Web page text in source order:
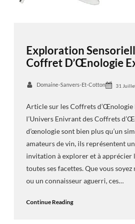
Exploration
Coffret D’Œnologie
Domaine-Sanvers-Et-Cotton 31
Article sur les Coffrets d’Œnologie
l’Univers Enivrant des Coffrets
d’œnologie sont bien plus qu’un
amateurs de vin, ils représentent
invitation à explorer et à apprécier
toutes ses facettes. Que vous
ou un connaisseur aguerri, ces…
Continue Reading